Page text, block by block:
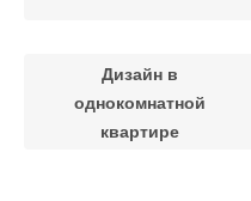
Дизайн в
однокомнатной
квартире